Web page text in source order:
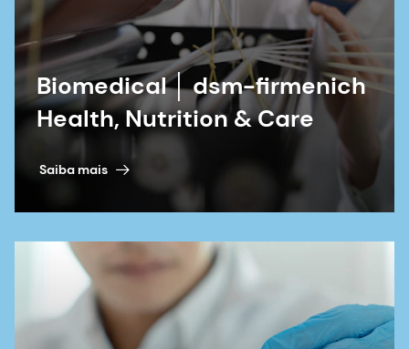
Biomedical │ dsm-firmenich
Health, Nutrition & Care
Saiba mais